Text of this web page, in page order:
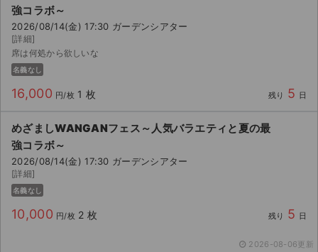
強コラボ～
2026/08/14(金) 17:30 ガーデンシアター
[詳細]
席は何処から欲しいな
名義なし
16,000 円/枚 1 枚 残り 5 日
めざましWANGANフェス～人気バラエティと夏の最
強コラボ～
2026/08/14(金) 17:30 ガーデンシアター
[詳細]
名義なし
10,000 円/枚 2 枚 残り 5 日
2026-08-06更新